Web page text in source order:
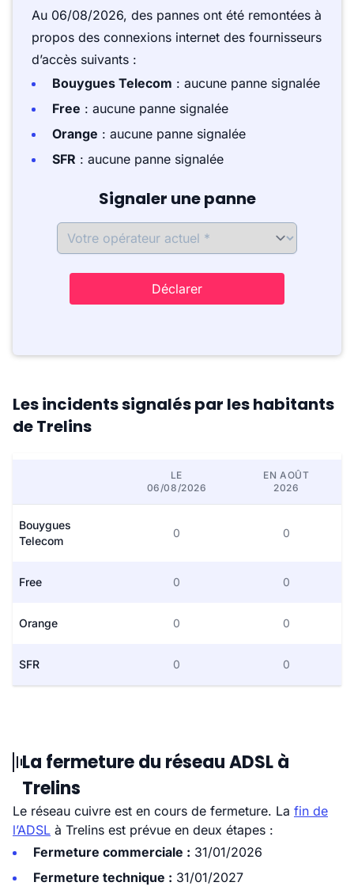
Au 06/08/2026, des pannes ont été remontées à
propos des connexions internet des fournisseurs
d’accès suivants :
Bouygues Telecom : aucune panne signalée
Free : aucune panne signalée
Orange : aucune panne signalée
SFR : aucune panne signalée
Signaler une panne
Déclarer
Les incidents signalés par les habitants
de Trelins
LE
06/08/2026
EN AOÛT
2026
Bouygues
Telecom
0 0
Free 0 0
Orange 0 0
SFR 0 0
La fermeture du réseau ADSL à
Trelins
Le réseau cuivre est en cours de fermeture. La fin de
l’ADSL à Trelins est prévue en deux étapes :
Fermeture commerciale : 31/01/2026
Fermeture technique : 31/01/2027